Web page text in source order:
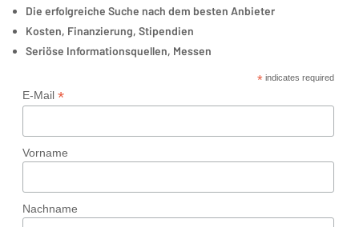
Die erfolgreiche Suche nach dem besten Anbieter
Kosten, Finanzierung, Stipendien
Seriöse Informationsquellen, Messen
*indicates required
E-Mail *
Vorname
Nachname